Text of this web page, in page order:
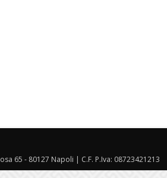
65 - 80127 Napoli | C.F. P.Iva: 08723421213